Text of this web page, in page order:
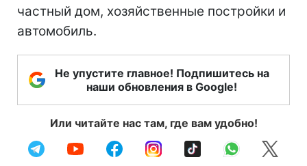
частный дом, хозяйственные постройки и
автомобиль.
Не упустите главное! Подпишитесь на
наши обновления в Google!
Или читайте нас там, где вам удобно!